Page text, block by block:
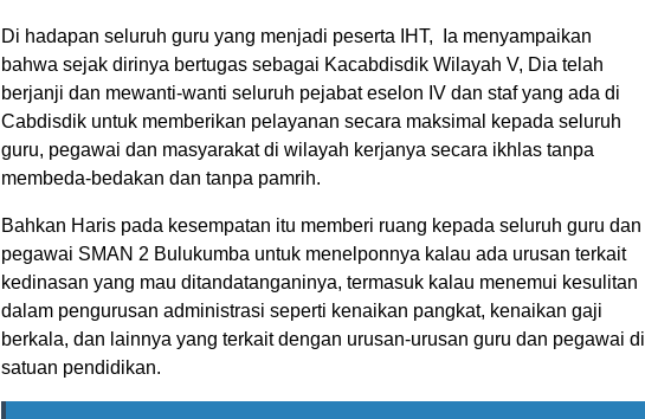
Di hadapan seluruh guru yang menjadi peserta IHT, Ia menyampaikan
bahwa sejak dirinya bertugas sebagai Kacabdisdik Wilayah V, Dia telah
berjanji dan mewanti-wanti seluruh pejabat eselon IV dan staf yang ada di
Cabdisdik untuk memberikan pelayanan secara maksimal kepada seluruh
guru, pegawai dan masyarakat di wilayah kerjanya secara ikhlas tanpa
membeda-bedakan dan tanpa pamrih.
Bahkan Haris pada kesempatan itu memberi ruang kepada seluruh guru dan
pegawai SMAN 2 Bulukumba untuk menelponnya kalau ada urusan terkait
kedinasan yang mau ditandatanganinya, termasuk kalau menemui kesulitan
dalam pengurusan administrasi seperti kenaikan pangkat, kenaikan gaji
berkala, dan lainnya yang terkait dengan urusan-urusan guru dan pegawai di
satuan pendidikan.